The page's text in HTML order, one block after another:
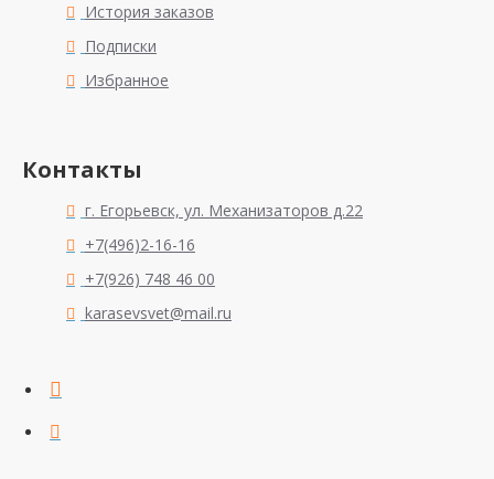
История заказов
Подписки
Избранное
Контакты
г. Егорьевск, ул. Механизаторов д.22
+7(496)2-16-16
+7(926) 748 46 00
karasevsvet@mail.ru